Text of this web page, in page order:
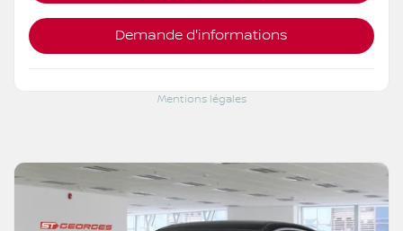
Demande d'informations
Mentions légales